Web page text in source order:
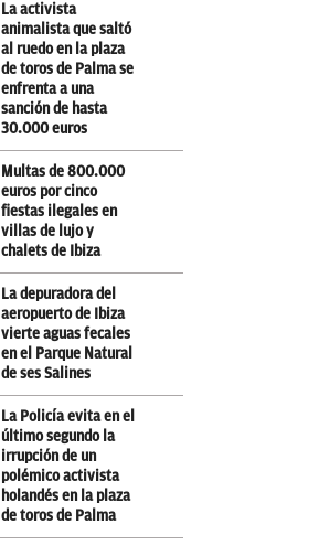
La activista
animalista que saltó
al ruedo en la plaza
de toros de Palma se
enfrenta a una
sanción de hasta
30.000 euros
Multas de 800.000
euros por cinco
fiestas ilegales en
villas de lujo y
chalets de Ibiza
La depuradora del
aeropuerto de Ibiza
vierte aguas fecales
en el Parque Natural
de ses Salines
La Policía evita en el
último segundo la
irrupción de un
polémico activista
holandés en la plaza
de toros de Palma